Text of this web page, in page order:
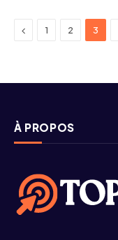
Previous
1 2 3
À PROPOS